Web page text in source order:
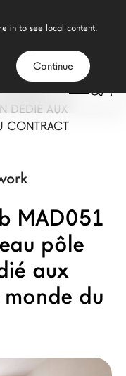
Continue
- LE
DÉDIÉ AUX
CONTRACT
MAD051
pôle
aux
du